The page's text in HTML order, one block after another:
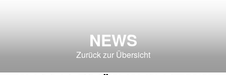
NEWS
Zurück zur Übersicht